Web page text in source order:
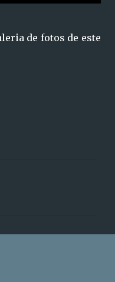
de fotos de este